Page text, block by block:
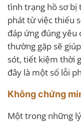
tình trạng hồ sơ bị
phát từ việc thiếu
đáp ứng đúng yêu
thường gặp sẽ
sót, tiết kiệm thời
đây là một số lỗi
Không chứng
Một trong những